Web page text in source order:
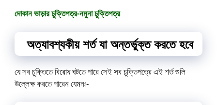
দোকান ভাড়ার চুক্তিপত্র-নমুনা চুক্তিপত্র
অত্যাবশ্যকীয় শর্ত যা অন্তর্ভুক্ত করতে হবে
যে সব চুক্তিতে বিরোধ ঘটতে পারে সেই সব চুক্তিপত্রে এই শর্ত গুলি
উল্লেক্ষ করতে পারেন যেমনঃ-